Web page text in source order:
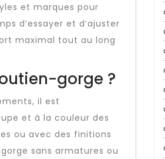
et marques pour
d’essayer et d’ajuster
maximal tout au long
gorge ?
il est
et à la couleur des
ou avec des finitions
sans armatures ou